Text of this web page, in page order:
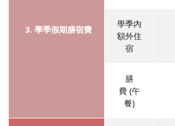
3. 學季假期膳宿費
學季內
額外住
宿
膳
費 (午
餐)